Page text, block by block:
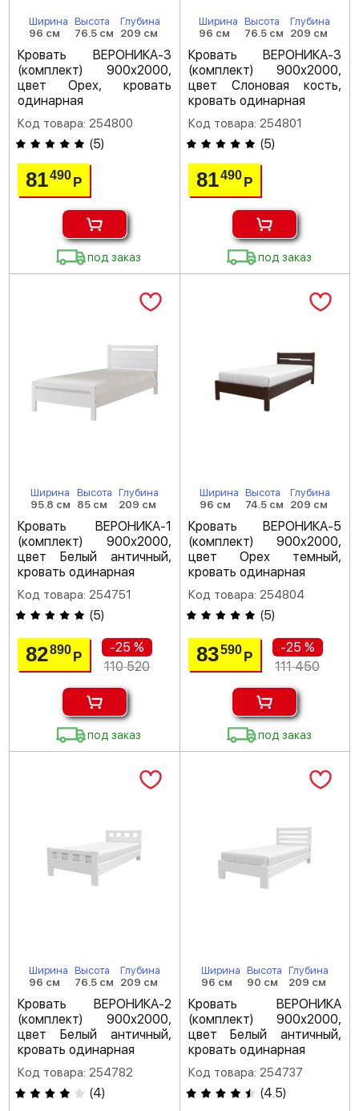
Ширина
96 см
Высота
76.5 см
Глубина
209 см
Кровать ВЕРОНИКА-3
(комплект) 900х2000,
цвет Орех, кровать
одинарная
Код товара: 254800
(5)
81490Р
под заказ
Ширина
96 см
Высота
76.5 см
Глубина
209 см
Кровать ВЕРОНИКА-3
(комплект) 900х2000,
цвет Слоновая кость,
кровать одинарная
Код товара: 254801
(5)
81490 Р
под заказ
Ширина
95.8 см
Высота
85 см
Глубина
209 см
Кровать ВЕРОНИКА-1
(комплект) 900х2000,
цвет Белый античный,
кровать одинарная
Код товара: 254751
(5)
82890Р
-25 %
110 520
под заказ
Ширина
96 см
Высота
74.5 см
Глубина
209 см
Кровать ВЕРОНИКА-5
(комплект) 900х2000,
цвет Орех темный,
кровать одинарная
Код товара: 254804
(5)
83590 Р
-25 %
111 450
под заказ
Ширина
96 см
Высота
76.5 см
Глубина
209 см
Кровать ВЕРОНИКА-2
(комплект) 900х2000,
цвет Белый античный,
кровать одинарная
Код товара: 254782
(4)
Ширина
96 см
Высота
90 см
Глубина
209 см
Кровать ВЕРОНИКА
(комплект) 900х2000,
цвет Белый античный,
кровать одинарная
Код товара: 254737
(4.5)